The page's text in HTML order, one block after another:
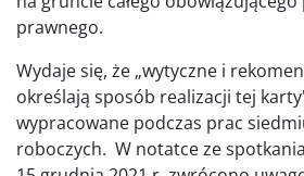
prawnego.
Wydaje się, że „wytyczne i
określają sposób realizacji tej
wypracowane podczas prac
roboczych. W notatce ze spotkania